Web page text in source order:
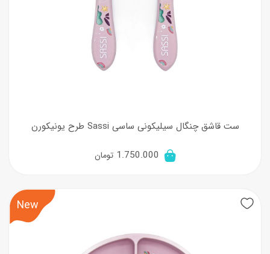
ست قاشق چنگال سیلیکونی ساسی Sassi طرح یونیکورن
1.750.000 تومان
New